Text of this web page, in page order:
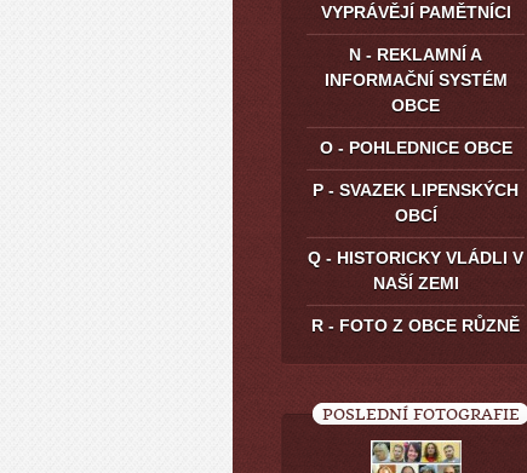
VYPRÁVĚJÍ PAMĚTNÍCI
N - REKLAMNÍ A
INFORMAČNÍ SYSTÉM
OBCE
O - POHLEDNICE OBCE
P - SVAZEK LIPENSKÝCH
OBCÍ
Q - HISTORICKY VLÁDLI V
NAŠÍ ZEMI
R - FOTO Z OBCE RŮZNĚ
POSLEDNÍ FOTOGRAFIE